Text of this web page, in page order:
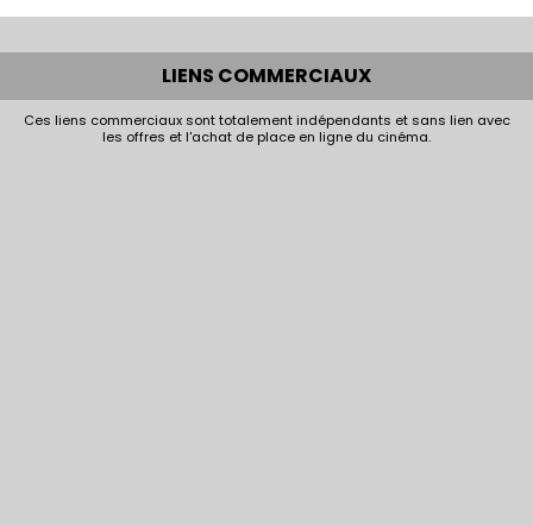
LIENS COMMERCIAUX
Ces liens commerciaux sont totalement indépendants et sans lien avec
les offres et l'achat de place en ligne du cinéma.